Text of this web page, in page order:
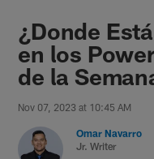
Chargers
¿Donde
en los
de la
Nov 07, 2023 at 10:45 AM
Omar Navarro
Jr. Writer